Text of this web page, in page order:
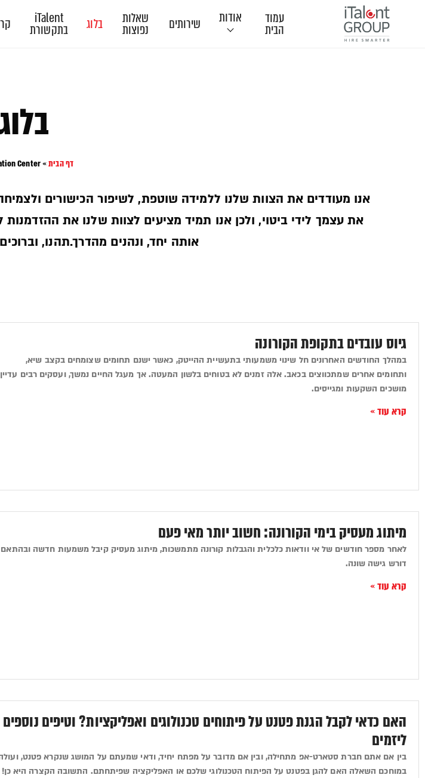
עמוד
הבית
אודות שירותים שאלות
נפוצות בלוג iTalent
בתקשורת
דף הבית»
Center
אנו מעודדים את הצוות שלנו ללמידה שוטפת, לשיפור הכישורים
את עצמך לידי ביטוי, ולכן אנו תמיד מציעים לצוות שלנו את
אותה יחד, ונהנים מהדרך.תהנו,
גיוס עובדים בתקופת הקורונה
במהלך החודשים האחרונים חל שינוי משמעותי בתעשיית ההייטק, כאשר ישנם תחומים שצומחים בקצב שיא,
ותחומים אחרים שמתכווצים בכאב. אלה זמנים לא בטוחים בלשון המעטה. אך מעגל החיים נמשך, ועסקים רבים עדיין
מושכים השקעות ומגייסים.
קרא עוד »
מיתוג מעסיק בימי הקורונה: חשוב יותר מאי פעם
לאחר מספר חודשים של אי וודאות כלכלית והגבלות קורונה מתמשכות, מיתוג מעסיק קיבל משמעות חדשה ובהתאם
דורש גישה שונה.
קרא עוד »
האם כדאי לקבל הגנת פטנט על פיתוחים טכנולוגים ואפליקציות? וטיפים נוספים
ליזמים
בין אם אתם חברת סטארט-אפ מתחילה, ובין אם מדובר על מפתח יחיד, ודאי שמעתם על המושג שנקרא פטנט,
במוחכם השאלה האם להגן בפטנט על הפיתוח הטכנולוגי שלכם או האפליקציה שפיתחתם. התשובה הקצרה היא כן!